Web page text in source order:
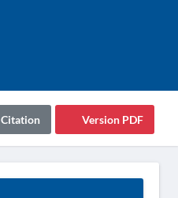
Version PDF
Citation